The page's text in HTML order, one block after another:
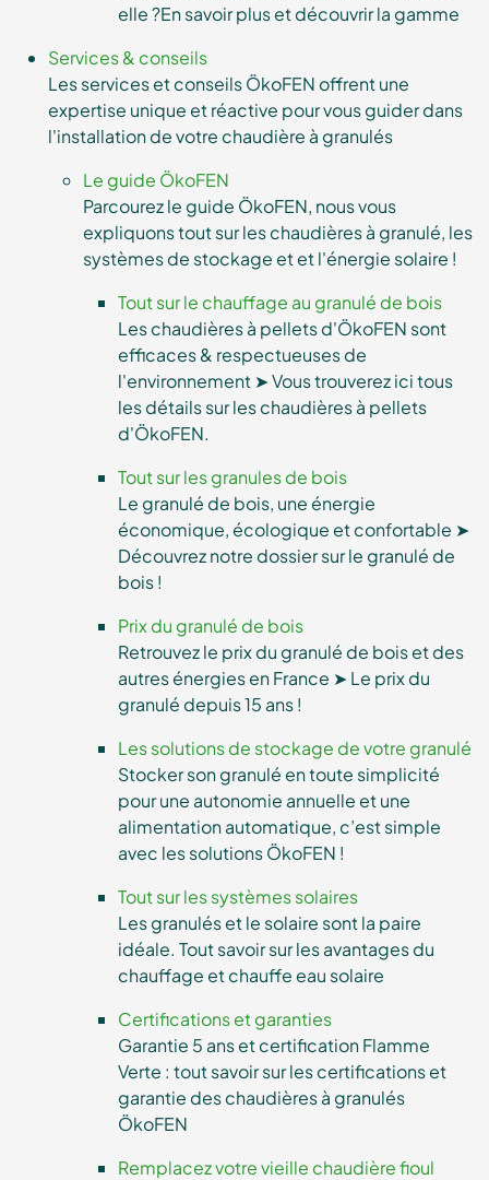
elle ?En savoir plus et découvrir la gamme
Services & conseils
Les services et conseils ÖkoFEN offrent une
expertise unique et réactive pour vous guider dans
l'installation de votre chaudière à granulés
Le guide ÖkoFEN
Parcourez le guide ÖkoFEN, nous vous
expliquons tout sur les chaudières à granulé, les
systèmes de stockage et et l'énergie solaire !
Tout sur le chauffage au granulé de bois
Les chaudières à pellets d'ÖkoFEN sont
efficaces & respectueuses de
l'environnement ➤ Vous trouverez ici tous
les détails sur les chaudières à pellets
d'ÖkoFEN.
Tout sur les granules de bois
Le granulé de bois, une énergie
économique, écologique et confortable ➤
Découvrez notre dossier sur le granulé de
bois !
Prix du granulé de bois
Retrouvez le prix du granulé de bois et des
autres énergies en France ➤ Le prix du
granulé depuis 15 ans !
Les solutions de stockage de votre granulé
Stocker son granulé en toute simplicité
pour une autonomie annuelle et une
alimentation automatique, c’est simple
avec les solutions ÖkoFEN !
Tout sur les systèmes solaires
Les granulés et le solaire sont la paire
idéale. Tout savoir sur les avantages du
chauffage et chauffe eau solaire
Certifications et garanties
Garantie 5 ans et certification Flamme
Verte : tout savoir sur les certifications et
garantie des chaudières à granulés
ÖkoFEN
Remplacez votre vieille chaudière fioul